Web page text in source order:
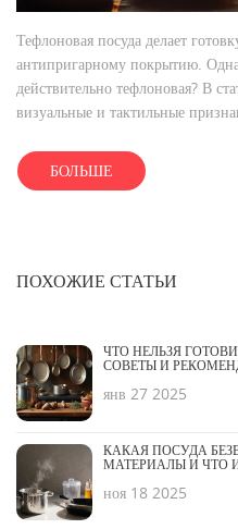
Тефлоновая посуда делает
антипригарному покрытию.
действительно тефлоновая? В
визуальные и тактильные
зачем нужна каждая из этих
чтобы она прослужила долго.
БОЛЬШЕ
ПОХОЖИЕ СТАТЬИ
ЧТО НЕЛЬЗЯ
СОВЕТЫ И
янв 27 2025
КАКАЯ ПОСУДА
МАТЕРИАЛЫ И ЧТО
ноя 18 2025